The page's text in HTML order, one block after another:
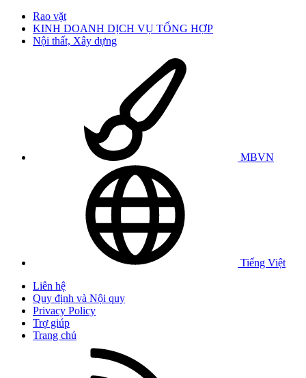
Rao vặt
KINH DOANH DỊCH VỤ TỔNG HỢP
Nội thất, Xây dựng
MBVN
Tiếng Việt
Liên hệ
Quy định và Nội quy
Privacy Policy
Trợ giúp
Trang chủ